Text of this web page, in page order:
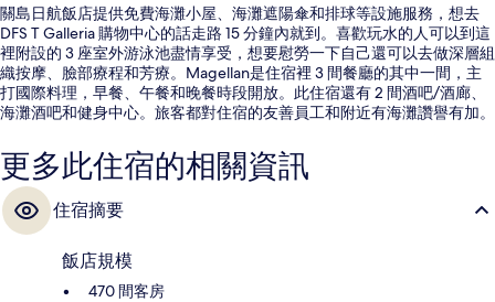
關島日航飯店提供免費海灘小屋、海灘遮陽傘和排球等設施服務，想去
DFS T Galleria 購物中心的話走路 15 分鐘內就到。喜歡玩水的人可以到這
裡附設的 3 座室外游泳池盡情享受，想要慰勞一下自己還可以去做深層組
織按摩、臉部療程和芳療。Magellan是住宿裡 3 間餐廳的其中一間，主
打國際料理，早餐、午餐和晚餐時段開放。此住宿還有 2 間酒吧/酒廊、
海灘酒吧和健身中心。旅客都對住宿的友善員工和附近有海灘讚譽有加。
更多此住宿的相關資訊
住宿摘要
飯店規模
470 間客房